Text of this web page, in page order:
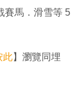
賽馬．滑雪等 5
此】瀏覽同埋